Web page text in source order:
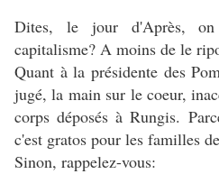
Dites, le jour d'Après, on
capitalisme? A moins de le
Quant à la présidente des
jugé, la main sur le coeur,
corps déposés à Rungis.
c'est gratos pour les familles
Sinon, rappelez-vous: